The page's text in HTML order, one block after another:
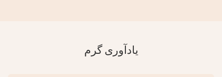
یادآوری گرم